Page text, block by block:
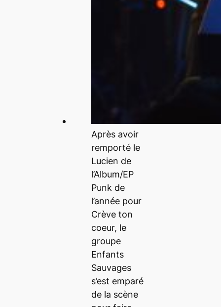
Après avoir
remporté le
Lucien de
l’Album/EP
Punk de
l’année pour
Crève ton
coeur, le
groupe
Enfants
Sauvages
s’est emparé
de la scène